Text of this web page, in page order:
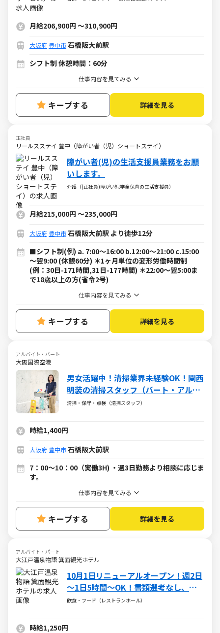
月給206,900円 ～310,900円
大阪府 豊中市石橋阪大前駅
シフト制 休憩時間：60分
仕事内容を見てみる
キープする 詳細を見る
正社員
リールスステイ 豊中（障がい者（児）ショートステイ）
障がい者(児)の生活支援員業務をお願
いします。
介護（(正社員)障がい児学童保育の生活支援員）
月給215,000円 ～235,000円
大阪府 豊中市石橋阪大前駅 より徒歩12分
■シフト制(例) a. 7:00～16:00 b.12:00～21:00 c.15:00
～翌9:00 (休憩60分) ＊1ヶ月単位の変形労働時間制
(例：30日-171時間,31日-177時間) ＊22:00～翌5:00ま
で18歳以上の方(省令2号)
仕事内容を見てみる
キープする 詳細を見る
アルバイト・パート
大阪国際空港
男女活躍中！清掃業界未経験OK！関西
明装の清掃スタッフ（パート・アルバ
イト）求人
清掃・保守・点検（清掃スタッフ）
時給1,400円
大阪府 豊中市石橋阪大前駅
7：00～10：00（実働3H) ・週3日勤務より相談に応じま
す。
仕事内容を見てみる
キープする 詳細を見る
アルバイト・パート
大江戸温泉物語 箕面観光ホテル
10月1日リニューアルオープン！週2日
～1日5時間～OK！書類選考なし、面
接時履歴書不要！
飲食・フード（レストランホール）
時給1,250円